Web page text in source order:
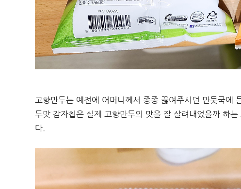
고향만두는 예전에 어머니께서 종종 끓여주시던 만둣국에
두맛 감자칩은 실제 고향만두의 맛을 잘 살려내었을까 하
다.